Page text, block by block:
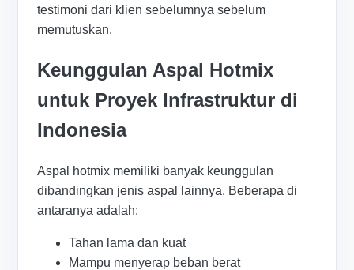
testimoni dari klien sebelumnya sebelum
memutuskan.
Keunggulan Aspal Hotmix
untuk Proyek Infrastruktur di
Indonesia
Aspal hotmix memiliki banyak keunggulan
dibandingkan jenis aspal lainnya. Beberapa di
antaranya adalah:
Tahan lama dan kuat
Mampu menyerap beban berat